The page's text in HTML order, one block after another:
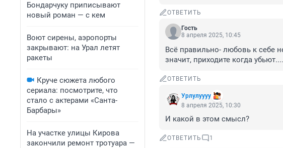
Бондарчуку приписывают
новый роман — с кем
Воют сирены, аэропорты
закрывают: на Урал летят
ракеты
Круче сюжета любого
сериала: посмотрите, что
стало с актерами «Санта-
Барбары»
На участке улицы Кирова
закончили ремонт тротуара —
ОТВЕТИТЬ
Гость
8 апреля 2025, 10:45
Всё правильно- любовь к себе
значит, приходите когда
ОТВЕТИТЬ
Урлулуууу
8 апреля 2025, 10:30
И какой в этом смысл?
ОТВЕТИТЬ 1